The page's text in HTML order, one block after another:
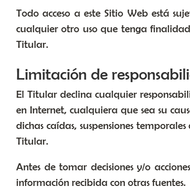
Todo acceso a este Sitio Web está
cualquier otro uso que tenga
Titular.
Limitación de
El Titular declina cualquier
en Internet, cualquiera que sea su
dichas caídas, suspensiones
Titular.
Antes de tomar decisiones y/o
información recibida con otras fuentes.